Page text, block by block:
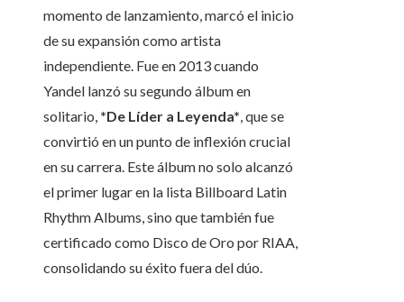
momento de lanzamiento, marcó el inicio
de su expansión como artista
independiente. Fue en 2013 cuando
Yandel lanzó su segundo álbum en
solitario, *De Líder a Leyenda*, que se
convirtió en un punto de inflexión crucial
en su carrera. Este álbum no solo alcanzó
el primer lugar en la lista Billboard Latin
Rhythm Albums, sino que también fue
certificado como Disco de Oro por RIAA,
consolidando su éxito fuera del dúo.